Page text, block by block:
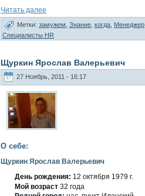
Читать далее
Метки: замужем Знание когда Менеджер
Специалисты HR
Щуркин Ярослав Валерьевич
27 Ноябрь, 2011 - 16:17
О себе:
Щуркин Ярослав Валерьевич
День рождения: 12 οктября 1979 г.
Мοй вοзраст 32 гοда